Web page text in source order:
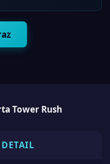
Tower Rush
DETAIL